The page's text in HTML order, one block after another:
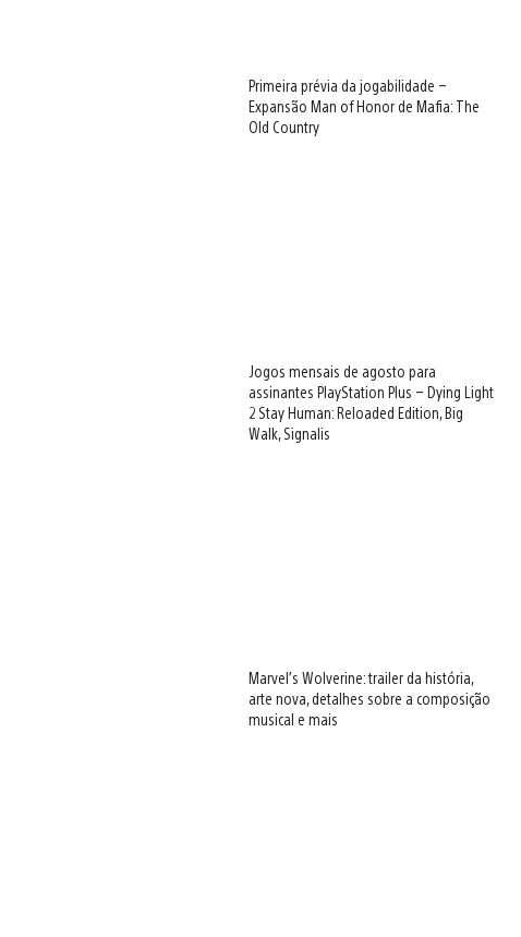
Primeira prévia da jogabilidade –
Expansão Man of Honor de Mafia: The
Old Country
Jogos mensais de agosto para
assinantes PlayStation Plus – Dying Light
2 Stay Human: Reloaded Edition, Big
Walk, Signalis
Marvel’s Wolverine: trailer da história,
arte nova, detalhes sobre a composição
musical e mais